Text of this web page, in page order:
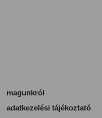
magunkról
adatkezelési tájékoztató